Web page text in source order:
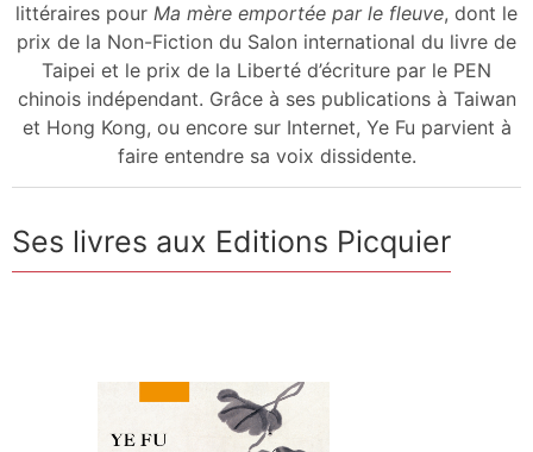
littéraires pour Ma mère emportée par le fleuve, dont le
prix de la Non-Fiction du Salon international du livre de
Taipei et le prix de la Liberté d’écriture par le PEN
chinois indépendant. Grâce à ses publications à Taiwan
et Hong Kong, ou encore sur Internet, Ye Fu parvient à
faire entendre sa voix dissidente.
Ses livres aux Editions Picquier